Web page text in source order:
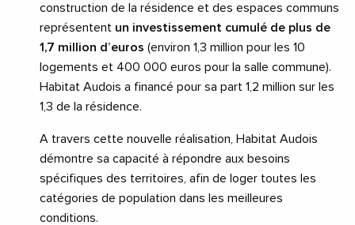
construction de la résidence et des espaces communs
représentent un investissement cumulé de plus de
1,7 million d’euros (environ 1,3 million pour les 10
logements et 400 000 euros pour la salle commune).
Habitat Audois a financé pour sa part 1,2 million sur les
1,3 de la résidence.
A travers cette nouvelle réalisation, Habitat Audois
démontre sa capacité à répondre aux besoins
spécifiques des territoires, afin de loger toutes les
catégories de population dans les meilleures
conditions.